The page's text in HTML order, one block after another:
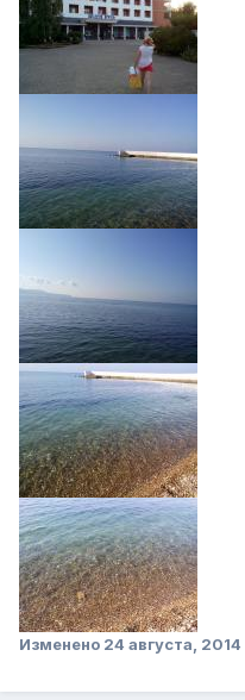
Изменено 24 августа, 2014